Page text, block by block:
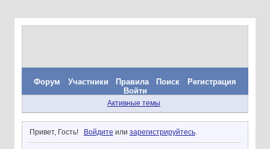
Форум Участники Правила Поиск
Регистрация
Войти
Активные темы
Привет, Гость! Войдите или зарегистрируйтесь.